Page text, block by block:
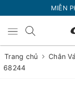
MIỄN
Trang chủ Chân
68244